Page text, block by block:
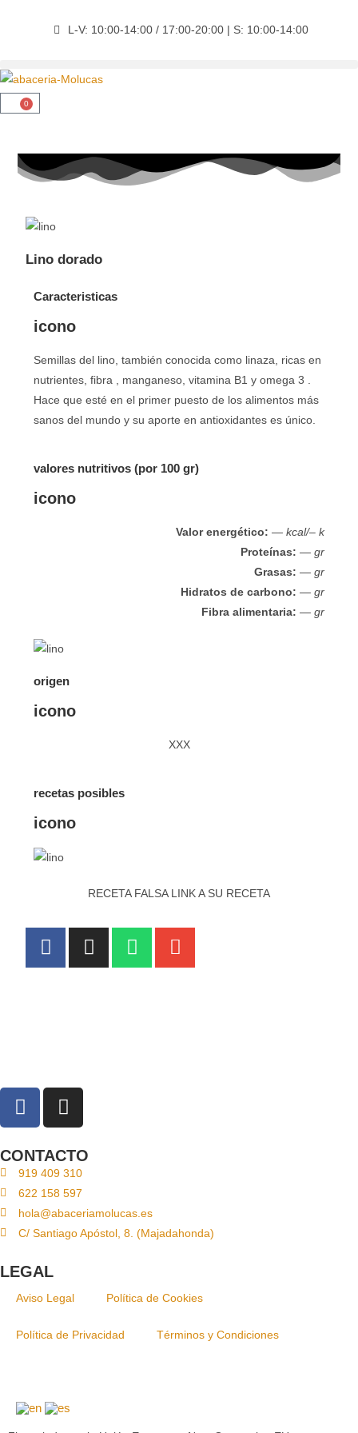
L-V: 10:00-14:00 / 17:00-20:00 | S: 10:00-14:00
0
Lino dorado
Caracteristicas
icono
Semillas del lino, también conocida como linaza, ricas en
nutrientes, fibra , manganeso, vitamina B1 y omega 3 .
Hace que esté en el primer puesto de los alimentos más
sanos del mundo y su aporte en antioxidantes es único.
valores nutritivos (por 100 gr)
icono
Valor energético: — kcal/– k
Proteínas: — gr
Grasas: — gr
Hidratos de carbono: — gr
Fibra alimentaria: — gr
origen
icono
XXX
recetas posibles
icono
RECETA FALSA LINK A SU RECETA
CONTACTO
919 409 310
622 158 597
hola@abaceriamolucas.es
C/ Santiago Apóstol, 8. (Majadahonda)
LEGAL
Aviso Legal Política de Cookies
Política de Privacidad Términos y Condiciones